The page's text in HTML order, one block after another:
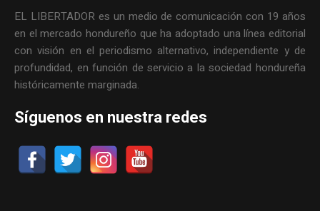
EL LIBERTADOR es un medio de comunicación con 19 años
en el mercado hondureño que ha adoptado una línea editorial
con visión en el periodismo alternativo, independiente y de
profundidad, en función de servicio a la sociedad hondureña
históricamente marginada.
Síguenos en nuestra redes